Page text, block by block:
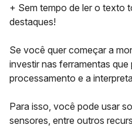
+ Sem tempo de ler o texto
destaques!
Se você quer começar a
investir nas ferramentas
processamento e a
Para isso, você pode usar
sensores, entre outros